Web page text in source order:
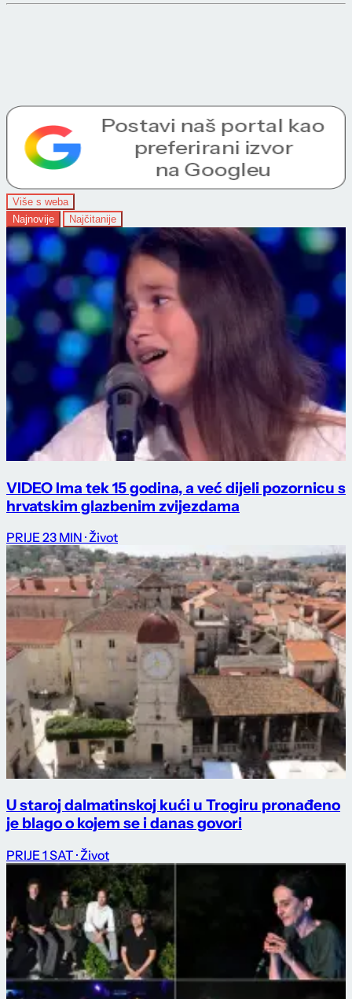
Više s weba
Najnovije
Najčitanije
VIDEO Ima tek 15 godina, a već dijeli pozornicu s
hrvatskim glazbenim zvijezdama
PRIJE 23 MIN · Život
U staroj dalmatinskoj kući u Trogiru pronađeno
je blago o kojem se i danas govori
PRIJE 1 SAT · Život